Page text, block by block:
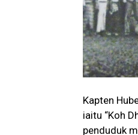
Kapten
iaitu “Koh
penduduk